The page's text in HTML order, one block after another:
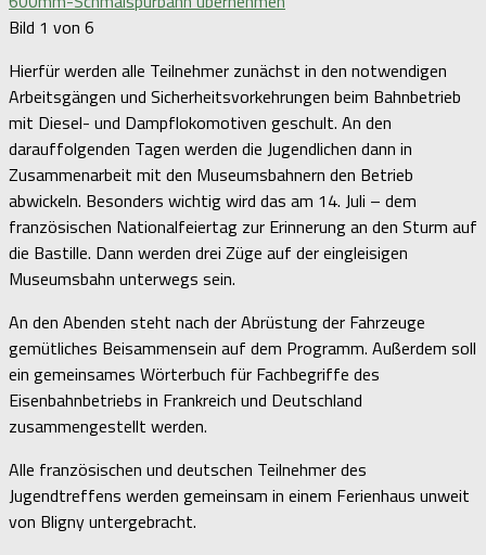
Bild 1 von 6
Hierfür werden alle Teilnehmer zunächst in den notwendigen
Arbeitsgängen und Sicherheitsvorkehrungen beim Bahnbetrieb
mit Diesel- und Dampflokomotiven geschult. An den
darauffolgenden Tagen werden die Jugendlichen dann in
Zusammenarbeit mit den Museumsbahnern den Betrieb
abwickeln. Besonders wichtig wird das am 14. Juli – dem
französischen Nationalfeiertag zur Erinnerung an den Sturm auf
die Bastille. Dann werden drei Züge auf der eingleisigen
Museumsbahn unterwegs sein.
An den Abenden steht nach der Abrüstung der Fahrzeuge
gemütliches Beisammensein auf dem Programm. Außerdem soll
ein gemeinsames Wörterbuch für Fachbegriffe des
Eisenbahnbetriebs in Frankreich und Deutschland
zusammengestellt werden.
Alle französischen und deutschen Teilnehmer des
Jugendtreffens werden gemeinsam in einem Ferienhaus unweit
von Bligny untergebracht.